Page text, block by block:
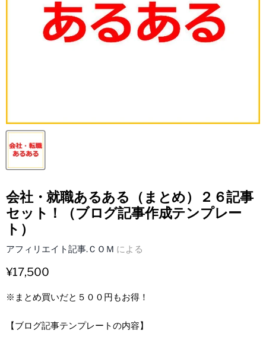
会社・就職あるある（まとめ）２６記事
セット！（ブログ記事作成テンプレー
ト）
アフィリエイト記事.ＣＯＭ による
¥17,500
※まとめ買いだと５００円もお得！
【ブログ記事テンプレートの内容】